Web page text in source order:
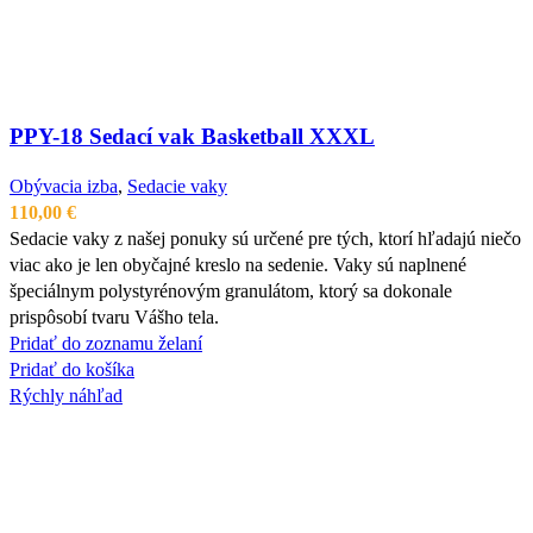
PPY-18 Sedací vak Basketball XXXL
Obývacia izba, Sedacie vaky
110,00 €
Sedacie vaky z našej ponuky sú určené pre tých, ktorí hľadajú niečo
viac ako je len obyčajné kreslo na sedenie. Vaky sú naplnené
špeciálnym polystyrénovým granulátom, ktorý sa dokonale
prispôsobí tvaru Vášho tela.
Pridať do zoznamu želaní
Pridať do košíka
Rýchly náhľad